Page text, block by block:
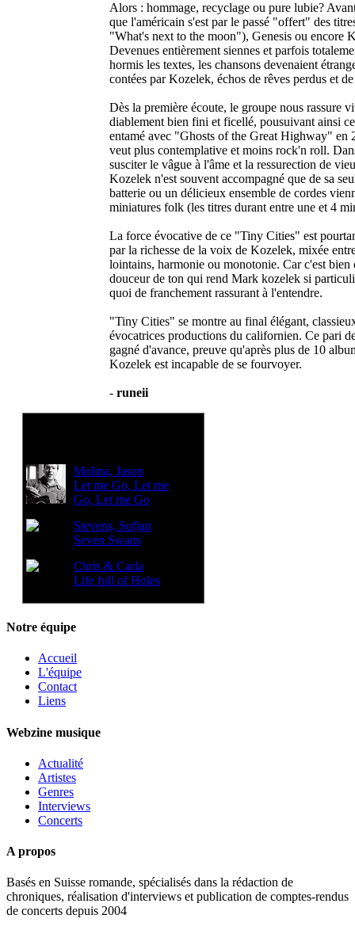
Alors : hommage, recyclage ou pure lubie?
que l'américain s'est par le passé "offert" des
"What's next to the moon"), Genesis ou encore
Devenues entièrement siennes et parfois
hormis les textes, les chansons devenaient
contées par Kozelek, échos de rêves perdus et
Dès la première écoute, le groupe nous rassure
diablement bien fini et ficellé, pousuivant ainsi
entamé avec "Ghosts of the Great Highway" en
veut plus contemplative et moins rock'n roll.
susciter le vâgue à l'âme et la ressurection de
Kozelek n'est souvent accompagné que de sa
batterie ou un délicieux ensemble de cordes
miniatures folk (les titres durant entre une et 4
La force évocative de ce "Tiny Cities" est
par la richesse de la voix de Kozelek, mixée
lointains, harmonie ou monotonie. Car c'est bien
douceur de ton qui rend Mark kozelek si
quoi de franchement rassurant à l'entendre.
"Tiny Cities" se montre au final élégant,
évocatrices productions du californien. Ce pari
gagné d'avance, preuve qu'après plus de 10
Kozelek est incapable de se fourvoyer.
- runeii
Molina, Jason
Let me Go, Let me
Go, Let me Go
Stevens, Sufjan
Seven Swans
Chris & Carla
Life full of Holes
Notre équipe
Accueil
L'équipe
Contact
Liens
Webzine musique
Actualité
Artistes
Genres
Interviews
Concerts
A propos
Basés en Suisse romande, spécialisés dans la rédaction de
chroniques, réalisation d'interviews et publication de comptes-rendus
de concerts depuis 2004